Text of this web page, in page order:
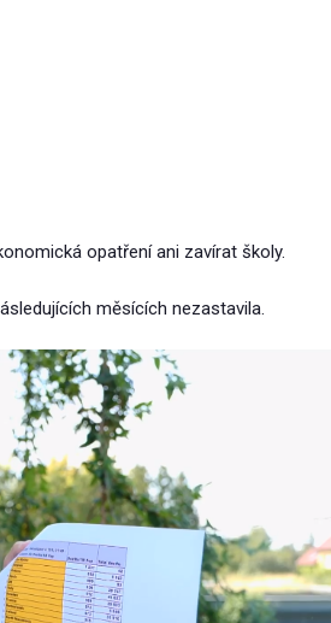
opatření ani zavírat školy.
měsících nezastavila.